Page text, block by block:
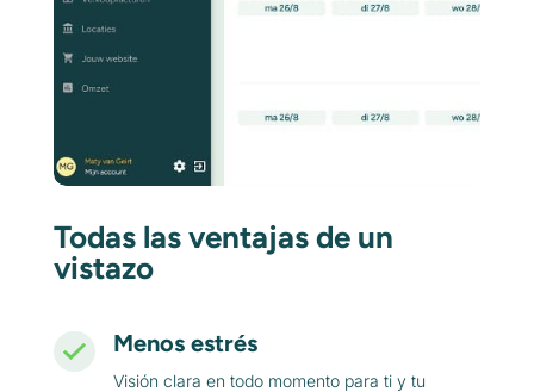
Todas las ventajas de un
vistazo
Menos estrés
Visión clara en todo momento para ti y tu